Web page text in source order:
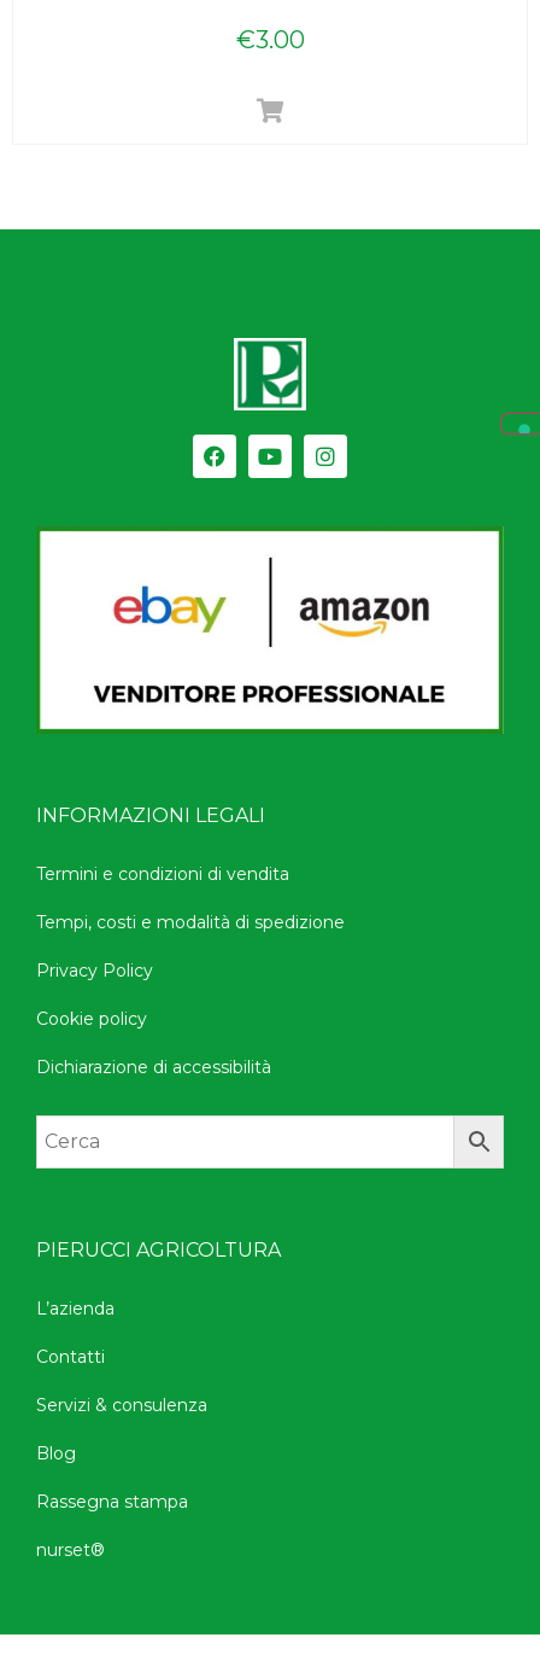
€3.00
INFORMAZIONI LEGALI
Termini e condizioni di vendita
Tempi, costi e modalità di spedizione
Privacy Policy
Cookie policy
Dichiarazione di accessibilità
PIERUCCI AGRICOLTURA
L’azienda
Contatti
Servizi & consulenza
Blog
Rassegna stampa
nurset®